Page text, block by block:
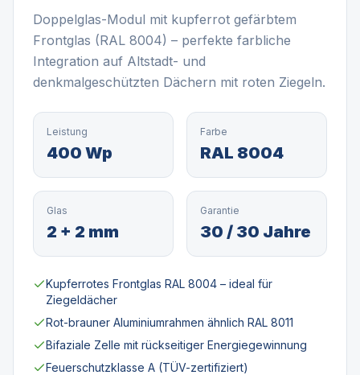
Doppelglas-Modul mit kupferrot gefärbtem
Frontglas (RAL 8004) – perfekte farbliche
Integration auf Altstadt- und
denkmalgeschützten Dächern mit roten Ziegeln.
Leistung
400 Wp
Farbe
RAL 8004
Glas
2 + 2 mm
Garantie
30 / 30 Jahre
Kupferrotes Frontglas RAL 8004 – ideal für
Ziegeldächer
Rot-brauner Aluminiumrahmen ähnlich RAL 8011
Bifaziale Zelle mit rückseitiger Energiegewinnung
Feuerschutzklasse A (TÜV-zertifiziert)